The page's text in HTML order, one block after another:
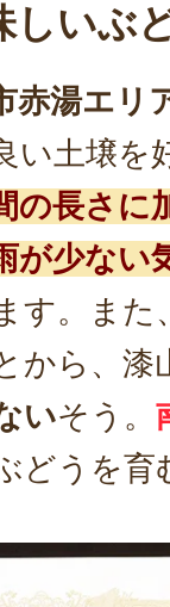
しいぶ
赤湯エリ
い土壌を
の長さに
が少ない
す。また
から、漆
いそう。
どうを育